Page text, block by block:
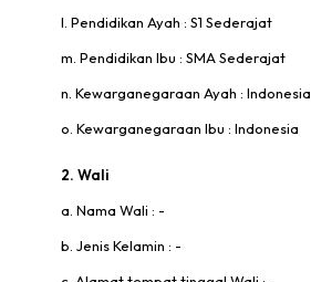
l. Pendidikan Ayah : S1 Sederajat
m. Pendidikan Ibu : SMA Sederajat
n. Kewarganegaraan Ayah : Indonesia
o. Kewarganegaraan Ibu : Indonesia
2. Wali
a. Nama Wali : -
b. Jenis Kelamin : -